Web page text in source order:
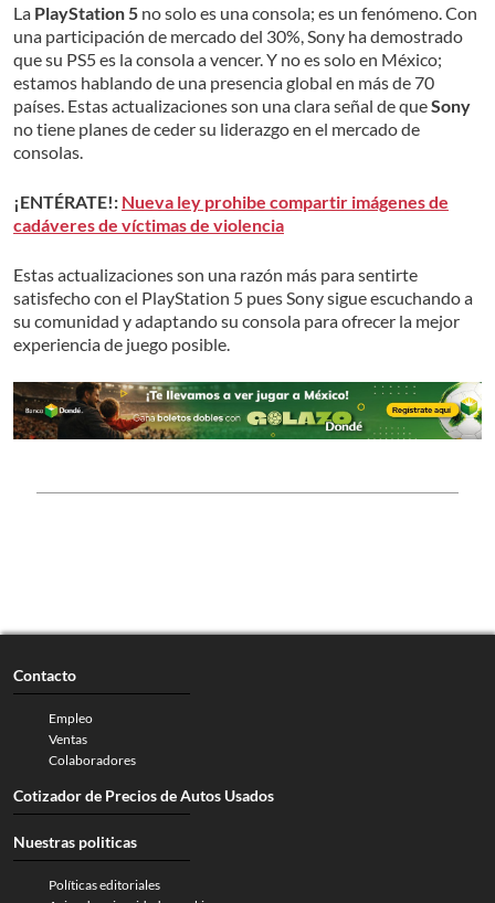
La PlayStation 5 no solo es una consola; es un fenómeno. Con
una participación de mercado del 30%, Sony ha demostrado
que su PS5 es la consola a vencer. Y no es solo en México;
estamos hablando de una presencia global en más de 70
países. Estas actualizaciones son una clara señal de queSony
no tiene planes de ceder su liderazgo en el mercado de
consolas.
¡ENTÉRATE!: Nueva ley prohibe compartir imágenes de
cadáveres de víctimas de violencia
Estas actualizaciones son una razón más para sentirte
satisfecho con el PlayStation 5 pues Sony sigue escuchando a
su comunidad y adaptando su consola para ofrecer la mejor
experiencia de juego posible.
Contacto
Empleo
Ventas
Colaboradores
Cotizador de Precios de Autos Usados
Nuestras politicas
Políticas editoriales